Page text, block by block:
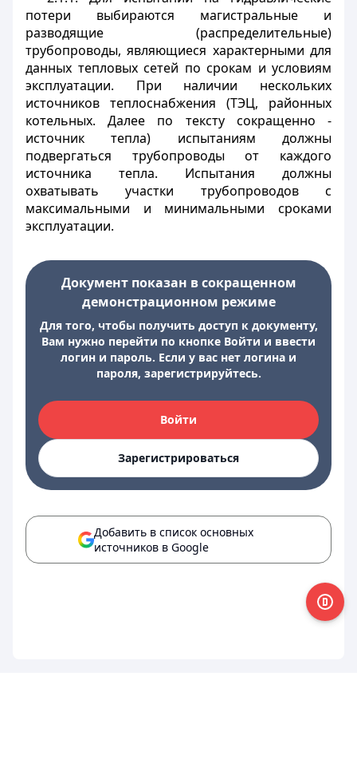
потери выбираются магистральные и
разводящие (распределительные)
трубопроводы, являющиеся характерными для
данных тепловых сетей по срокам и условиям
эксплуатации. При наличии нескольких
источников теплоснабжения (ТЭЦ, районных
котельных. Далее по тексту сокращенно -
источник тепла) испытаниям должны
подвергаться трубопроводы от каждого
источника тепла. Испытания должны
охватывать участки трубопроводов с
максимальными и минимальными сроками
эксплуатации.
Документ показан в сокращенном
демонстрационном режиме
Для того, чтобы получить доступ к документу,
Вам нужно перейти по кнопке Войти и ввести
логин и пароль. Если у вас нет логина и
пароля, зарегистрируйтесь.
Войти
Зарегистрироваться
Добавить в список основных
источников в Google